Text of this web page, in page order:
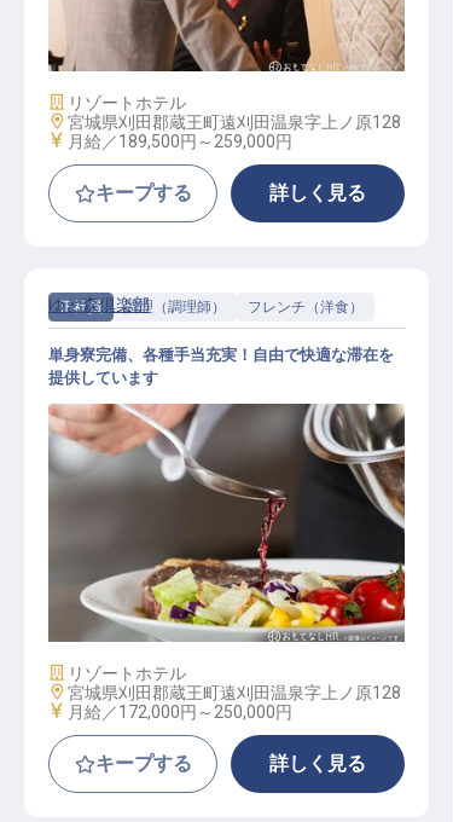
サービススタッフ
施設業態
リゾートホテル
勤務地
宮城県刈田郡蔵王町遠刈田温泉字上ノ原128
給与
月給／189,500円～ 259,000円
キープする 詳しく見る
正社員 調理（調理師） フレンチ（洋食）
調理スタッフ（フレンチ）
ゆと森倶楽部
単身寮完備、各種手当充実！自由で快適な滞在を
提供しています
施設業態
リゾートホテル
勤務地
宮城県刈田郡蔵王町遠刈田温泉字上ノ原128
給与
月給／172,000円～ 250,000円
キープする 詳しく見る